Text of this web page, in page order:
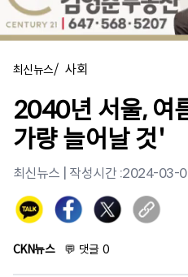
최신뉴스/ 사회
2040년 서울, 여
가량 늘어날 것'
최신뉴스 | 작성시간 :2024-03-
CKN뉴스 💬 댓글 0